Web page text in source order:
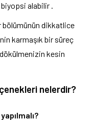
alabilir .
dikkatlice
karmaşık bir süreç
kesin
nelerdir?